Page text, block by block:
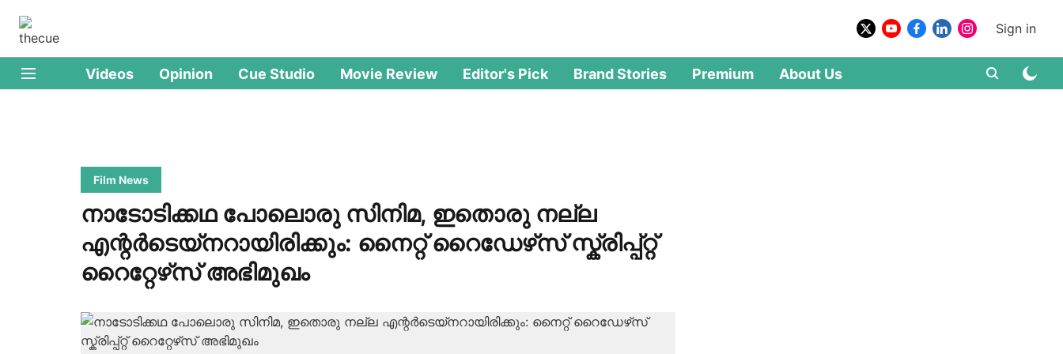
Sign in
Videos Opinion Cue Studio Movie Review Editor's Pick Brand Stories Premium About Us
Film News
നാടോടിക്കഥ പോലൊരു സിനിമ, ഇതൊരു നല്ല
എന്റർടെയ്നറായിരിക്കും: നൈറ്റ് റൈഡേഴ്‌സ് സ്ക്രിപ്പ്റ്റ്
റൈറ്റേഴ്‌സ് അഭിമുഖം